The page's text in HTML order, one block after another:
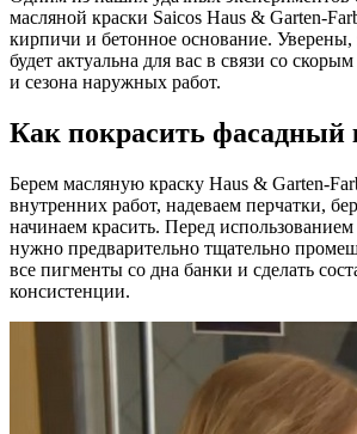
масляной краски Saicos Haus & Garten-
кирпичи и бетонное основание.
будет актуальна для вас в связи со
и сезона наружных работ.
Как покрасить фасадный
Берем масляную краску Haus & Garten-
внутренних работ, надеваем перчатки,
начинаем красить. Перед
нужно предварительно тщательно
все пигменты со дна банки и сделать
консистенции.